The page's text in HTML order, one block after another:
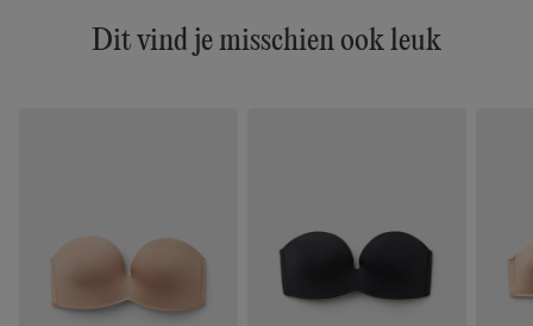
Dit vind je misschien ook leuk